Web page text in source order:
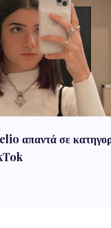
απαντά σε